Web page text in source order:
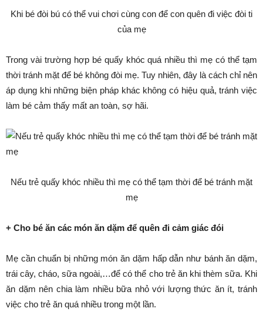
Khi bé đòi bú có thể vui chơi cùng con để con quên đi việc đòi ti
của mẹ
Trong vài trường hợp bé quấy khóc quá nhiều thì mẹ có thể tạm
thời tránh mặt để bé không đòi mẹ. Tuy nhiên, đây là cách chỉ nên
áp dụng khi những biện pháp khác không có hiệu quả, tránh việc
làm bé cảm thấy mất an toàn, sợ hãi.
Nếu trẻ quấy khóc nhiều thì mẹ có thể tạm thời để bé tránh mặt
mẹ
+ Cho bé ăn các món ăn dặm để quên đi cảm giác đói
Mẹ cần chuẩn bị những món ăn dặm hấp dẫn như bánh ăn dặm,
trái cây, cháo, sữa ngoài,…để có thể cho trẻ ăn khi thèm sữa. Khi
ăn dặm nên chia làm nhiều bữa nhỏ với lượng thức ăn ít, tránh
việc cho trẻ ăn quá nhiều trong một lần.